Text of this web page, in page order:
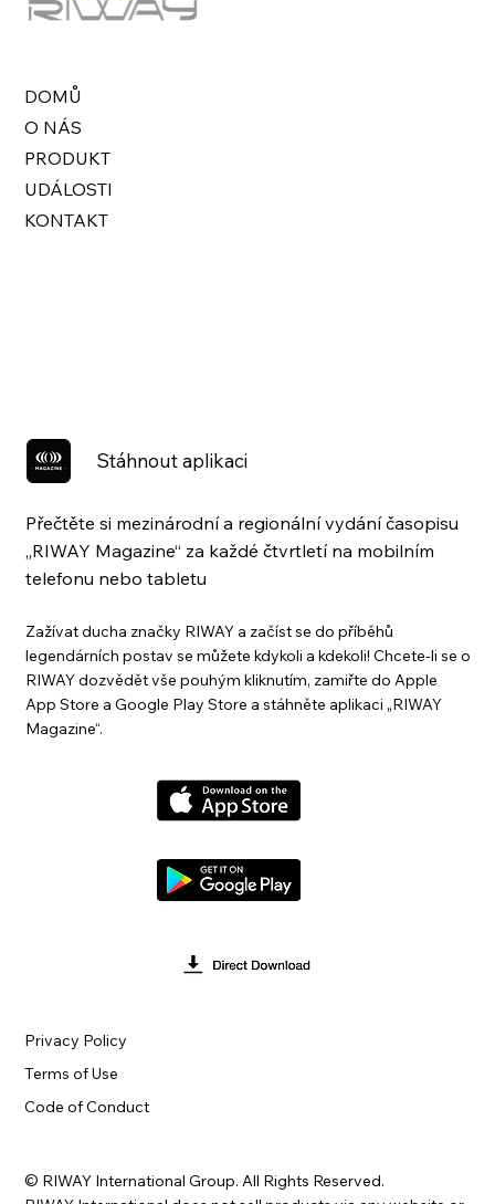
DOMŮ
O NÁS
PRODUKT
UDÁLOSTI
KONTAKT
Stáhnout aplikaci
Přečtěte si mezinárodní a regionální vydání časopisu
„RIWAY Magazine“ za každé čtvrtletí na mobilním
telefonu nebo tabletu
Zažívat ducha značky RIWAY a začíst se do příběhů
legendárních postav se můžete kdykoli a kdekoli! Chcete-li se o
RIWAY dozvědět vše pouhým kliknutím, zamiřte do Apple
App Store a Google Play Store a stáhněte aplikaci „RIWAY
Magazine“.
Terms of Use
Privacy Policy
Code of Conduct
© RIWAY International Group. All Rights Reserved.